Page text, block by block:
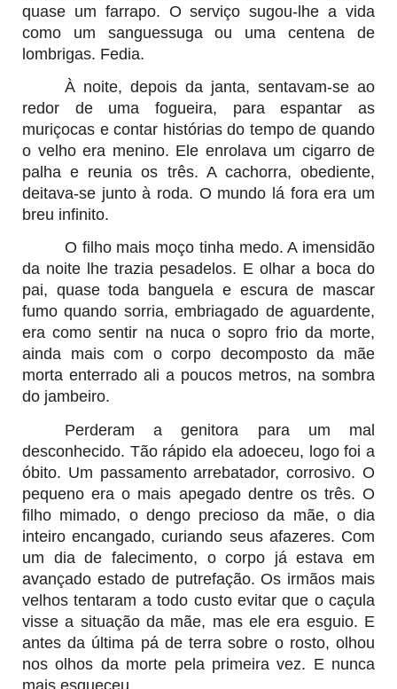
quase um farrapo. O serviço sugou-lhe a vida
como um sanguessuga ou uma centena de
lombrigas. Fedia.
À noite, depois da janta, sentavam-se ao
redor de uma fogueira, para espantar as
muriçocas e contar histórias do tempo de quando
o velho era menino. Ele enrolava um cigarro de
palha e reunia os três. A cachorra, obediente,
deitava-se junto à roda. O mundo lá fora era um
breu infinito.
O filho mais moço tinha medo. A imensidão
da noite lhe trazia pesadelos. E olhar a boca do
pai, quase toda banguela e escura de mascar
fumo quando sorria, embriagado de aguardente,
era como sentir na nuca o sopro frio da morte,
ainda mais com o corpo decomposto da mãe
morta enterrado ali a poucos metros, na sombra
do jambeiro.
Perderam a genitora para um mal
desconhecido. Tão rápido ela adoeceu, logo foi a
óbito. Um passamento arrebatador, corrosivo. O
pequeno era o mais apegado dentre os três. O
filho mimado, o dengo precioso da mãe, o dia
inteiro encangado, curiando seus afazeres. Com
um dia de falecimento, o corpo já estava em
avançado estado de putrefação. Os irmãos mais
velhos tentaram a todo custo evitar que o caçula
visse a situação da mãe, mas ele era esguio. E
antes da última pá de terra sobre o rosto, olhou
nos olhos da morte pela primeira vez. E nunca
mais esqueceu.